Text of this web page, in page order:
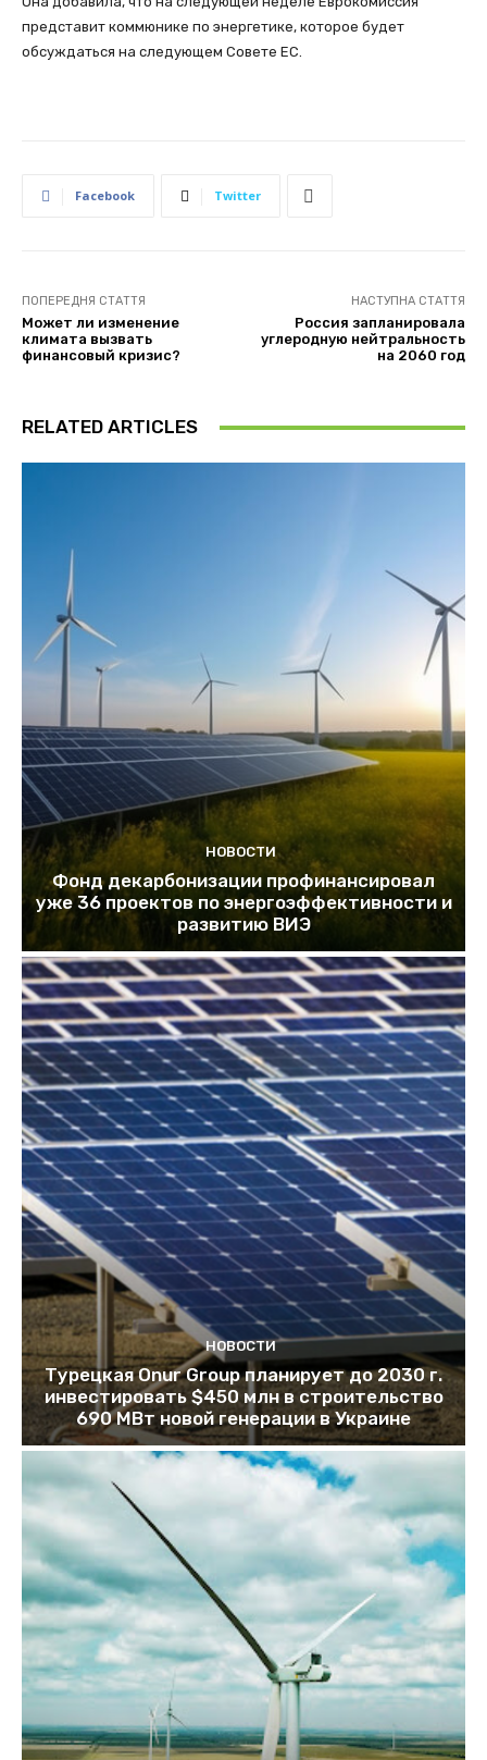
представит коммюнике по энергетике, которое будет
обсуждаться на следующем Совете ЕС.
Facebook Twitter
ПОПЕРЕДНЯ СТАТТЯ
Может ли изменение
климата вызвать
финансовый кризис?
НАСТУПНА СТАТТЯ
Россия запланировала
углеродную нейтральность
на 2060 год
RELATED ARTICLES
НОВОСТИ
Фонд декарбонизации профинансировал
уже 36 проектов по энергоэффективности и
развитию ВИЭ
НОВОСТИ
Турецкая Onur Group планирует до 2030 г.
инвестировать $450 млн в строительство
690 МВт новой генерации в Украине